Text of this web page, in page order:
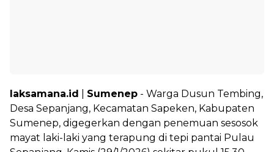
laksamana.id Sumenep - Warga Dusun Tembing,
Desa Sepanjang, Kecamatan Sapeken, Kabupaten
Sumenep, digegerkan dengan penemuan sesosok
mayat laki-laki yang terapung di tepi pantai Pulau